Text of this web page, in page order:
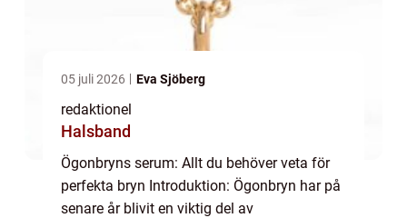
05 juli 2026 Eva Sjöberg
redaktionel
Halsband
Ögonbryns serum: Allt du behöver veta för
perfekta bryn Introduktion: Ögonbryn har på
senare år blivit en viktig del av